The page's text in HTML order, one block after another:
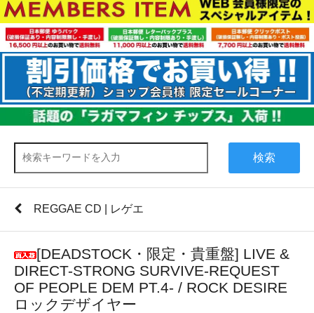
検索
REGGAE CD | レゲエ
[DEADSTOCK・限定・貴重盤] LIVE &
DIRECT-STRONG SURVIVE-REQUEST
OF PEOPLE DEM PT.4- / ROCK DESIRE
ロックデザイヤー